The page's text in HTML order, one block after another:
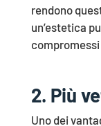
rendono
un’estetica
2. Più
Uno dei